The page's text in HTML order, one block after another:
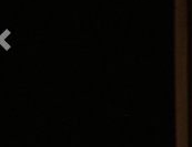
Previous